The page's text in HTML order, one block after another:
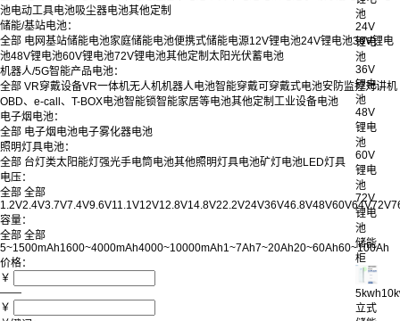
池
24V
锂电
池
36V
锂电
池
48V
锂电
池
60V
锂电
池
72V
锂电
池
储能
柜
立式
池电动工具电池吸尘器电池其他定制
储能/基站电池：
全部 电网基站储能电池家庭储能电池便携式储能电源12V锂电池24V锂电池36V锂电
池48V锂电池60V锂电池72V锂电池其他定制 太阳光伏蓄电池
机器人/5G智能产品电池：
全部 VR穿戴设备VR一体机无人机机器人电池智能穿戴可穿戴式电池安防监控对讲机
OBD、e-call、T-BOX电池智能锁智能家居等电池其他定制 工业设备电池
电子烟电池：
全部 电子烟电池电子雾化器电池
照明灯具电池：
全部 台灯类太阳能灯 强光手电筒电池其他照明灯具电池矿灯电池LED灯具
电压：
全部 全部
1.2V2.4V3.7V7.4V9.6V11.1V12V12.8V14.8V22.2V24V36V46.8V48V60V64V72V
容量：
全部 全部
5~1500mAh1600~4000mAh4000~10000mAh1~7Ah7~20Ah20~60Ah60~100Ah
价格：
￥
——
￥